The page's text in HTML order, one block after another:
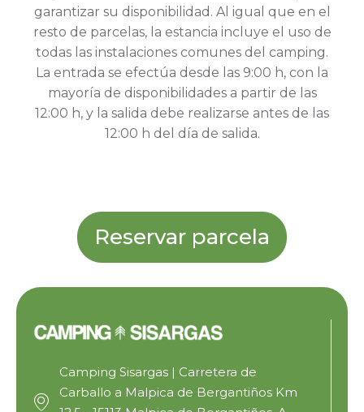
garantizar su disponibilidad. Al igual que en el
resto de parcelas, la estancia incluye el uso de
todas las instalaciones comunes del camping.
La entrada se efectúa desde las 9:00 h, con la
mayoría de disponibilidades a partir de las
12:00 h, y la salida debe realizarse antes de las
12:00 h del día de salida.
Reservar parcela
Camping Sisargas | Carretera de
Carballo a Malpica de Bergantiños Km